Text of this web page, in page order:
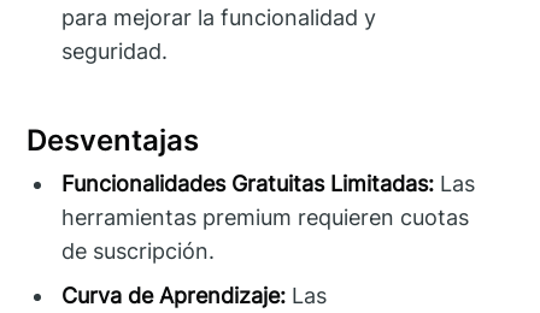
para mejorar la funcionalidad y
seguridad.
Desventajas
Funcionalidades Gratuitas Limitadas: Las
herramientas premium requieren cuotas
de suscripción.
Curva de Aprendizaje: Las